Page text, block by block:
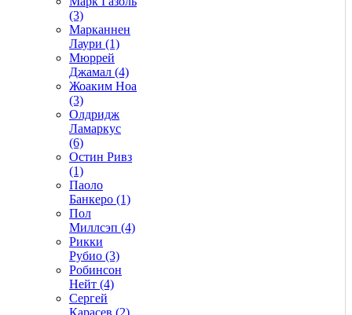
(3)
Марканнен
Лаури (1)
Мюррей
Джамал (4)
Жоаким Ноа
(3)
Олдридж
Ламаркус
(6)
Остин Ривз
(1)
Паоло
Банкеро (1)
Пол
Миллсэп (4)
Рикки
Рубио (3)
Робинсон
Нейт (4)
Сергей
Карасев (2)